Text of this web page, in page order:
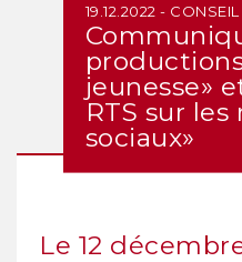
19.12.2022 -
jeunesse»
RTS sur les
sociaux»
Le 12